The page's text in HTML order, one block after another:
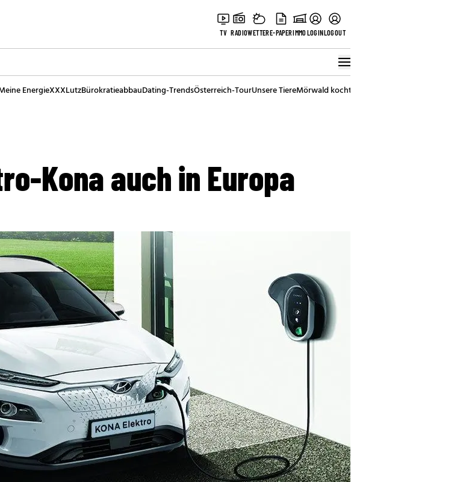
TV RADIOWETTERE-PAPERIMMOLOGINLOGOUT
EnergieXXXLutzBürokratieabbauDating-TrendsÖsterreich-TourUnsere TiereMörwald kocht
Kona auch in Europa